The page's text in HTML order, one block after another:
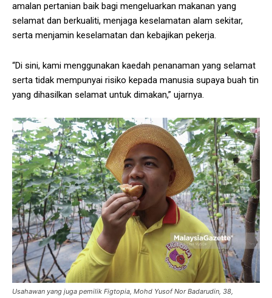
amalan pertanian baik bagi mengeluarkan makanan yang
selamat dan berkualiti, menjaga keselamatan alam sekitar,
serta menjamin keselamatan dan kebajikan pekerja.
“Di sini, kami menggunakan kaedah penanaman yang selamat
serta tidak mempunyai risiko kepada manusia supaya buah tin
yang dihasilkan selamat untuk dimakan,” ujarnya.
Usahawan yang juga pemilik Figtopia, Mohd Yusof Nor Badarudin, 38,